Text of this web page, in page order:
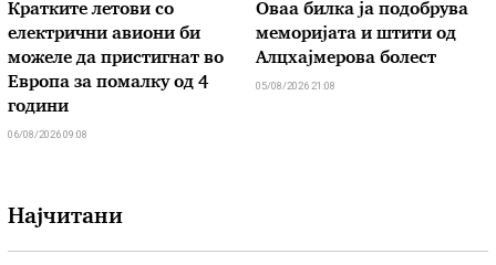
Кратките летови со
електрични авиони би
можеле да пристигнат во
Европа за помалку од 4
години
06/08/2026 09:08
Оваа билка ја подобрува
меморијата и штити од
Алцхајмерова болест
05/08/2026 21:08
Најчитани